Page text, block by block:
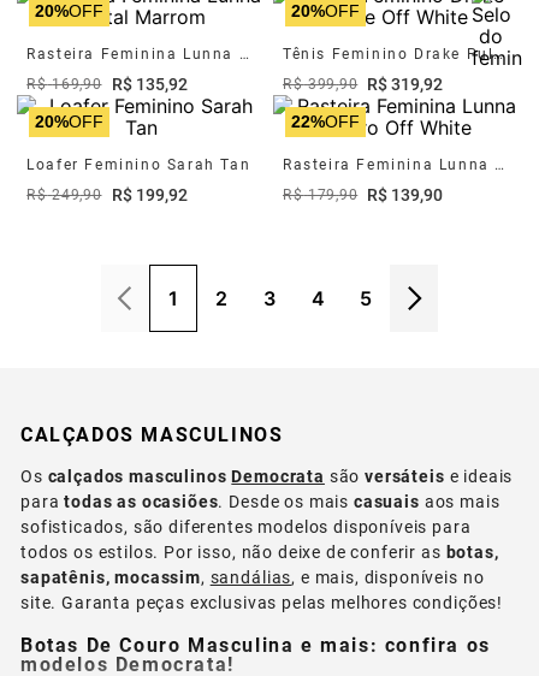
20%OFF
Rasteira Feminina Lunna Metal Marrom
R$ 169,90 R$ 135,92
20%OFF
Tênis Feminino Drake Pulse Off White
R$ 399,90 R$ 319,92
20%OFF
Loafer Feminino Sarah Tan
R$ 249,90 R$ 199,92
22%OFF
Rasteira Feminina Lunna Couro Off White
R$ 179,90 R$ 139,90
1 2 3 4 5
CALÇADOS MASCULINOS
Os calçados masculinosDemocrata sãoversáteis e ideais
paratodas as ocasiões. Desde os mais casuais aos mais
sofisticados, são diferentes modelos disponíveis para
todos os estilos. Por isso, não deixe de conferir as botas,
sapatênis, mocassim, sandálias, e mais, disponíveis no
site. Garanta peças exclusivas pelas melhores condições!
Botas De Couro Masculina e mais: confira os
modelos Democrata!